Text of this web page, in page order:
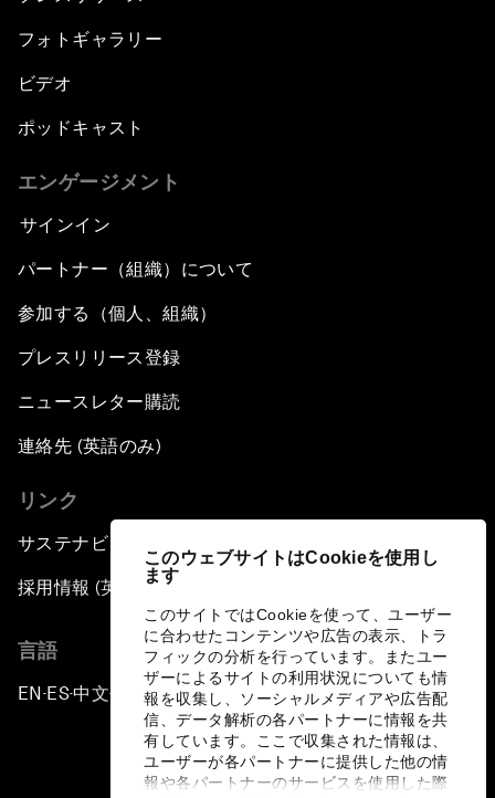
このウェブサイトはCookieを使用し
ます
このサイトではCookieを使って、ユーザー
に合わせたコンテンツや広告の表示、トラ
フィックの分析を行っています。またユー
ザーによるサイトの利用状況についても情
報を収集し、ソーシャルメディアや広告配
信、データ解析の各パートナーに情報を共
有しています。ここで収集された情報は、
ユーザーが各パートナーに提供した他の情
報や各パートナーのサービスを使用した際
フォトギャラリー
ビデオ
ポッドキャスト
エンゲージメント
サインイン
パートナー（組織）について
参加する（個人、組織）
プレスリリース登録
ニュースレター購読
連絡先 (英語のみ)
リンク
サステナビリティへの取り組み
採用情報 (英語のみ)
言語
EN ▪ES▪中文▪ 日本語